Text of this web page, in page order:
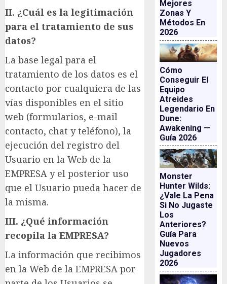
II. ¿Cuál es la legitimación
para el tratamiento de sus
datos?
La base legal para el
tratamiento de los datos es el
contacto por cualquiera de las
vías disponibles en el sitio
web (formularios, e-mail
contacto, chat y teléfono), la
ejecución del registro del
Usuario en la Web de la
EMPRESA y el posterior uso
que el Usuario pueda hacer de
la misma.
III. ¿Qué información
recopila la EMPRESA?
La información que recibimos
en la Web de la EMPRESA por
Mejores
Zonas Y
Métodos En
2026
Cómo
Conseguir El
Equipo
Atreides
Legendario En
Dune:
Awakening —
Guía 2026
Monster
Hunter Wilds:
¿vale La Pena
Si No Jugaste
Los
Anteriores?
Guía Para
Nuevos
Jugadores
2026